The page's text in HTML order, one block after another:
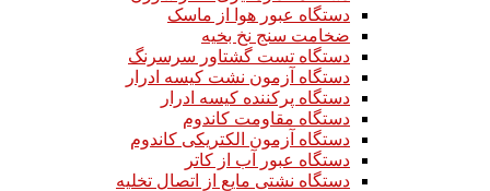
دستگاه عبور هوا از ماسک
ضخامت سنج نخ بخیه
دستگاه تست گشتاور سرسرنگ
دستگاه آزمون نشت کیسه ادرار
دستگاه پرکننده کیسه ادرار
دستگاه مقاومت کاندوم
دستگاه آزمون الکتریکی کاندوم
دستگاه عبور آب از کاتر
دستگاه نشتی مایع از اتصال تخلیه